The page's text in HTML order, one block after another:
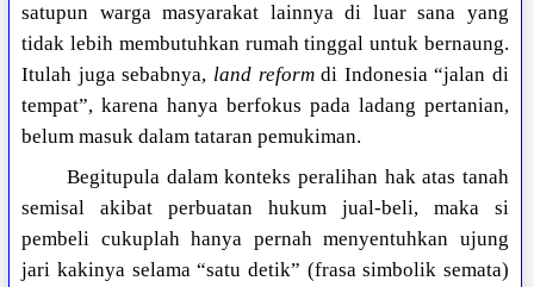
satupun warga masyarakat lainnya di luar sana yang
tidak lebih membutuhkan rumah tinggal untuk bernaung.
Itulah juga sebabnya, land reformdi Indonesia “jalan di
tempat”, karena hanya berfokus pada ladang pertanian,
belum masuk dalam tataran pemukiman.
Begitupula dalam konteks peralihan hak atas tanah
semisal akibat perbuatan hukum jual-beli, maka si
pembeli cukuplah hanya pernah menyentuhkan ujung
jari kakinya selama “satu detik” (frasa simbolik semata)